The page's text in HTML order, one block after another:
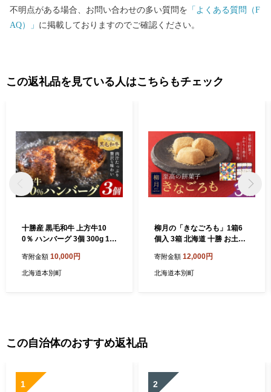
す。畑作は寒冷地作物の馬鈴薯・甜菜・小麦・豆類を中心に輪作
堪能いただけると幸いです。 ふるさと納税でいただいたご寄附
のすべての分野に想いを寄せていただきたい！ということです。
町の一端として、ジュエリーアイスの壮大で神秘的な風景は動画
でご覧いただけますが、ぜひ皆様の目で実物をご覧いただき、感
動を共有してください。 「海よし！畑よし！肉よし！景色よし！
全部よし！」の豊頃町のファンになっていただき、これからも応
不明点がある場合、お問い合わせの多い質問を 「よくある質問（F
AQ）」 に掲載しておりますのでご確認ください。
この返礼品を見ている人はこちらもチェック
十勝産 黒毛和牛 上方牛10
0％ ハンバーグ 3個 300g 10
に出荷予定(土日祝除く)》北
海道 本別町 肉 おかず 送料無
寄附金額 10,000円
北海道本別町
柳月の「きなごろも」1箱6
個入 3箱 北海道 十勝 お土産
に出荷予定(土日祝除く)》
寄附金額 12,000円
北海道本別町
この自治体のおすすめ返礼品
1 2